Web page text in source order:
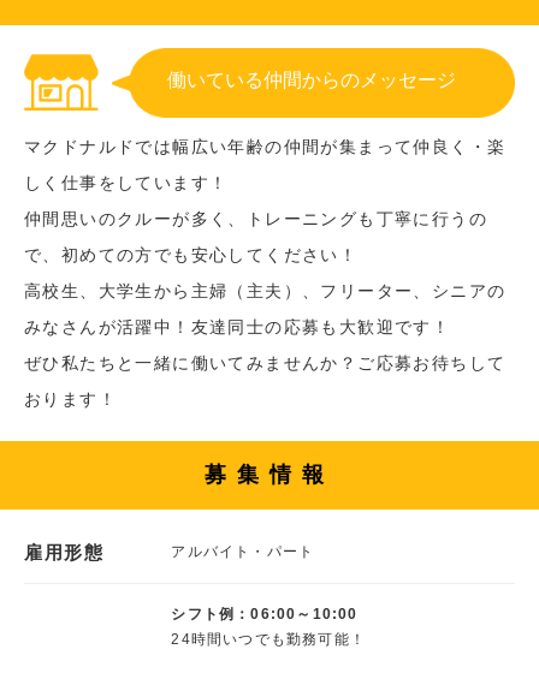
働いている仲間からのメッセージ
マクドナルドでは幅広い年齢の仲間が集まって仲良く・楽
しく仕事をしています！
仲間思いのクルーが多く、トレーニングも丁寧に行うの
で、初めての方でも安心してください！
高校生、大学生から主婦（主夫）、フリーター、シニアの
みなさんが活躍中！友達同士の応募も大歓迎です！
ぜひ私たちと一緒に働いてみませんか？ご応募お待ちして
おります！
募集情報
雇用形態 アルバイト・パート
シフト例：06:00～10:00
24時間いつでも勤務可能！